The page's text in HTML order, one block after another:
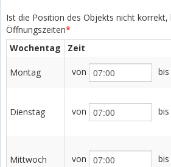
Ist die Position des Objekts nicht
Öffnungszeiten*
Wochentag
Zeit
Montag von bis
Dienstag von bis
Mittwoch von bis